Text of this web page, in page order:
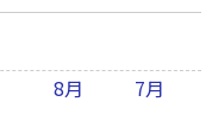
8月
7月